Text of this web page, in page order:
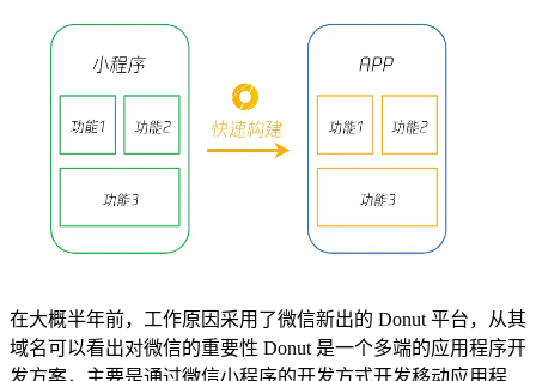
在大概半年前，工作原因采用了微信新出的 Donut 平台，从其
域名可以看出对微信的重要性 Donut 是一个多端的应用程序开
发方案，主要是通过微信小程序的开发方式开发移动应用程